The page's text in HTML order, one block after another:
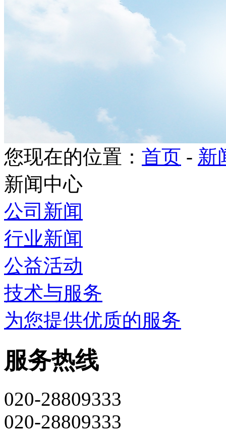
您现在的位置： 首页 - 新
新闻中心
公司新闻
行业新闻
公益活动
技术与服务
为您提供优质的服务
服务热线
020-28809333
020-28809333